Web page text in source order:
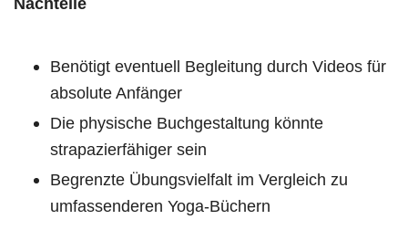
Benötigt eventuell Begleitung durch Videos für
absolute Anfänger
Die physische Buchgestaltung könnte
strapazierfähiger sein
Begrenzte Übungsvielfalt im Vergleich zu
umfassenderen Yoga-Büchern